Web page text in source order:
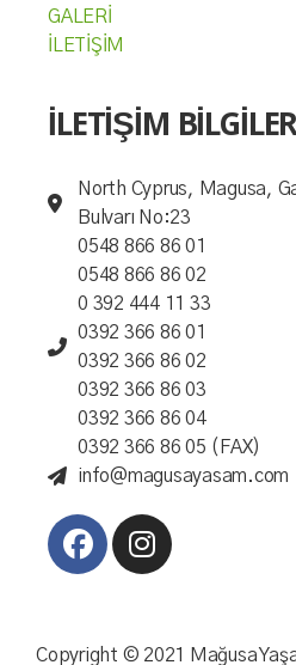
GALERİ
İLETİŞİM
İLETİŞİM
North Cyprus, Magusa,
Bulvarı No:23
0548 866 86 01
0548 866 86 02
0 392 444 11 33
0392 366 86 01
0392 366 86 02
0392 366 86 03
0392 366 86 04
0392 366 86 05 (FAX)
info@magusayasam.com
Copyright © 2021 Mağusa